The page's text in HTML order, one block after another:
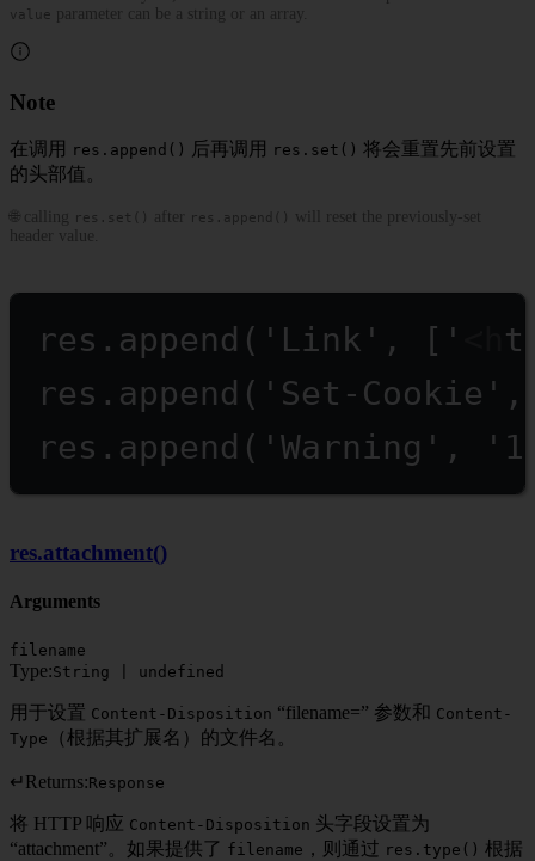
value parameter can be a string or an array.
Note
在调用 res.append() 后再调用 res.set() 将会重置先前设置
的头部值。
🌐 calling res.set() after res.append()
will reset the previously-set
header value.
res. append ( 'Link' , [
res. append ( 'Set-Cookie'
res. append ( 'Warning' ,
res.attachment()
Arguments
filename
Type:String | undefined
用于设置 Content-Disposition “filename=” 参数和 Content-
Type
（根据其扩展名）的文件名。
↵Returns:Response
将 HTTP 响应 Content-Disposition 头字段设置为
“attachment”。如果提供了 filename ，则通过 res.type() 根据